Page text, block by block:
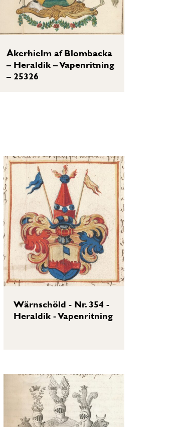
Åkerhielm af Blombacka
– Heraldik – Vapenritning
– 25326
Wärnschöld - Nr. 354 -
Heraldik - Vapenritning